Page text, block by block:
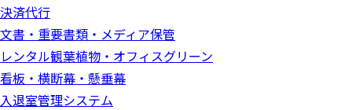
決済代行
文書・重要書類・メディア保管
レンタル観葉植物・オフィスグリーン
看板・横断幕・懸垂幕
入退室管理システム